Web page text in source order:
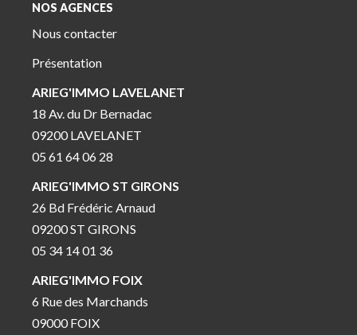
NOS AGENCES
Nous contacter
Présentation
ARIEG'IMMO LAVELANET
18 Av. du Dr Bernadac
09200 LAVELANET
05 61 64 06 28
ARIEG'IMMO ST GIRONS
26 Bd Frédéric Arnaud
09200 ST GIRONS
05 34 14 01 36
ARIEG'IMMO FOIX
6 Rue des Marchands
09000 FOIX